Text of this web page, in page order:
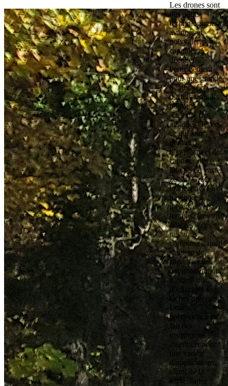
Les drones sont
des outils
technologiques
avancés et
polyvalents,
capables de
décoller
verticalement
pour une grande
flexibilité
d’utilisation. Ils
peuvent
atteindre des
altitudes élevées,
ce qui leur
permet
d’explorer et de
capturer des
images de vastes
zones. Grâce à
leur capacité à
naviguer à
travers divers
terrains, ils sont
adaptés à des
missions
complexes, qu’il
s’agisse de
surveiller des
environnements
naturels ou
d’effectuer des
tâches précises.
Leur
polyvalence en
fait des
instruments
essentiels pour
une variété
d’applications,
allant de la
surveillance